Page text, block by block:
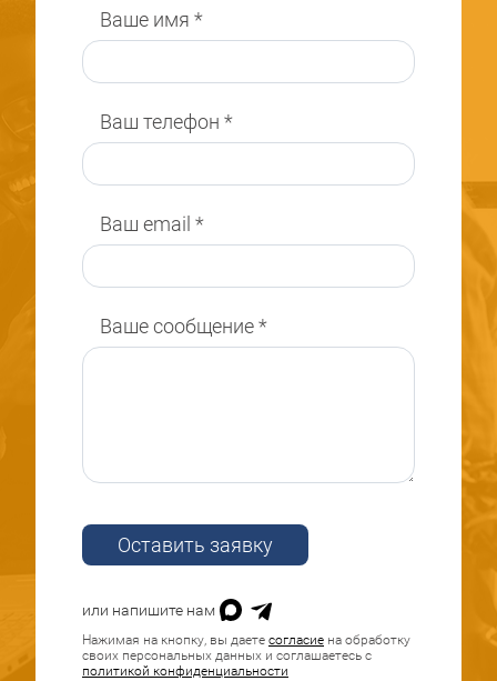
Ваше имя *
Ваш телефон *
Ваш email *
Ваше сообщение*
Оставить заявку
или напишите нам
Нажимая на кнопку, вы даете согласие на обработку
своих персональных данных и соглашаетесь с
политикой конфиденциальности